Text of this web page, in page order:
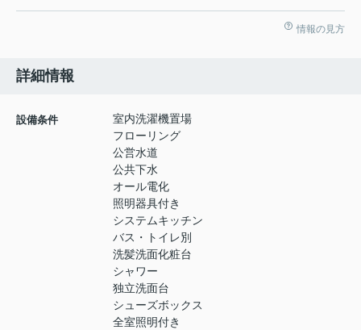
情報の見方
詳細情報
設備条件
室内洗濯機置場
フローリング
公営水道
公共下水
オール電化
照明器具付き
システムキッチン
バス・トイレ別
洗髪洗面化粧台
シャワー
独立洗面台
シューズボックス
全室照明付き